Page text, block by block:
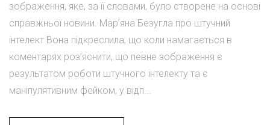
зображення, яке, за її словами, було створене на основі
справжньої новини. Марʼяна Безугла про штучний
інтелект Вона підкреслила, що коли намагається в
коментарях роз’яснити, що певне зображення є
результатом роботи штучного інтелекту та є
маніпулятивним фейком, у відп...